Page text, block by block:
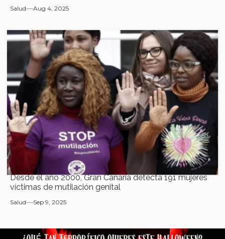
Salud Aug 4, 2025
Desde el año 2000, Gran Canaria detecta 191 mujeres
víctimas de mutilación genital
Salud Sep 9, 2025